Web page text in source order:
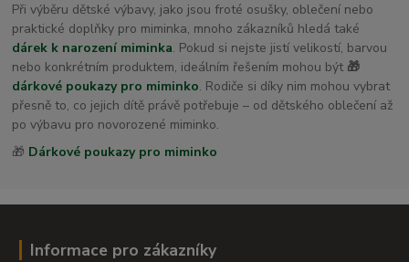
Při výběru dětské výbavy, jako jsou froté osušky, oblečení nebo
praktické doplňky pro miminka, mnoho zákazníků hledá také
dárek k narození miminka. Pokud si nejste jistí velikostí, barvou
nebo konkrétním produktem, ideálním řešením mohou být 🎁
dárkové poukazy pro miminko. Rodiče si díky nim mohou vybrat
přesně to, co jejich dítě právě potřebuje – od dětského oblečení až
po výbavu pro novorozené miminko.
🎁 Dárkové poukazy pro miminko
Informace pro zákazníky